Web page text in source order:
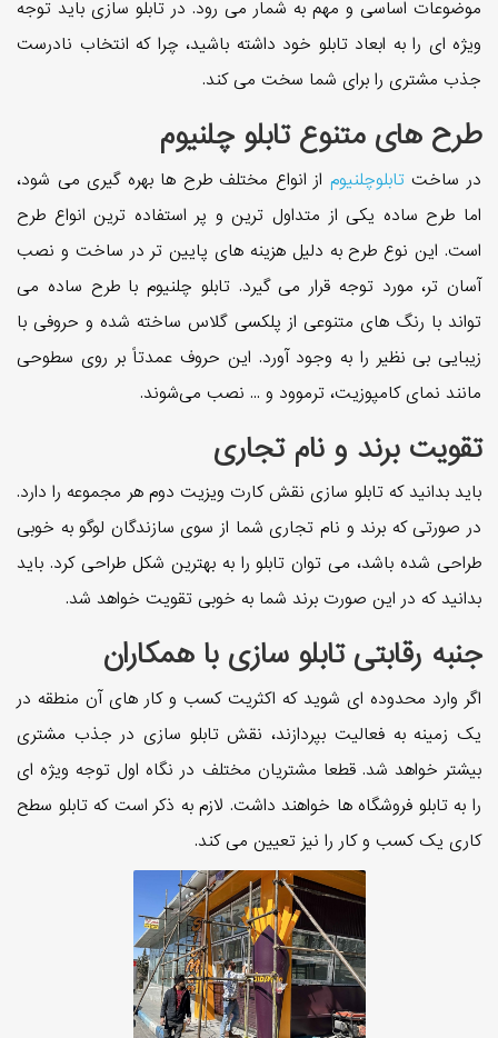
موضوعات اساسی و مهم به شمار می رود. در تابلو سازی باید توجه
ویژه ای را به ابعاد تابلو خود داشته باشید، چرا که انتخاب نادرست
جذب مشتری را برای شما سخت می کند.
طرح های متنوع تابلو چلنیوم
در ساختتا‌بلو‌چلنیو‌م از انواع مختلف طرح ها بهره گیری می شود،
اما طرح ساده یکی از متداول ترین و پر استفاده ترین انواع طرح
است. این نوع طرح به دلیل هزینه های پایین تر در ساخت و نصب
آسان تر، مورد توجه قرار می گیرد. تا‌بلو چلنیو‌م با طرح ساده می
تواند با رنگ های متنوعی از پلکسی گلاس ساخته شده و حروفی با
زیبایی بی نظیر را به وجود آورد. این حروف عمدتاً بر روی سطوحی
مانند نمای کامپوزیت، ترموود و ... نصب می‌شوند.
تقویت برند و نام تجاری
باید بدانید که تابلو سازی نقش کارت ویزیت دوم هر مجموعه را دارد.
در صورتی که برند و نام تجاری شما از سوی سازندگان لوگو به خوبی
طراحی شده باشد، می توان تابلو را به بهترین شکل طراحی کرد. باید
بدانید که در این صورت برند شما به خوبی تقویت خواهد شد.
جنبه رقابتی تابلو سازی با همکاران
اگر وارد محدوده ای شوید که اکثریت کسب و کار های آن منطقه در
یک زمینه به فعالیت بپردازند، نقش تابلو سازی در جذب مشتری
بیشتر خواهد شد. قطعا مشتریان مختلف در نگاه اول توجه ویژه ای
را به تابلو فروشگاه ها خواهند داشت. لازم به ذکر است که تابلو سطح
کاری یک کسب و کار را نیز تعیین می کند.